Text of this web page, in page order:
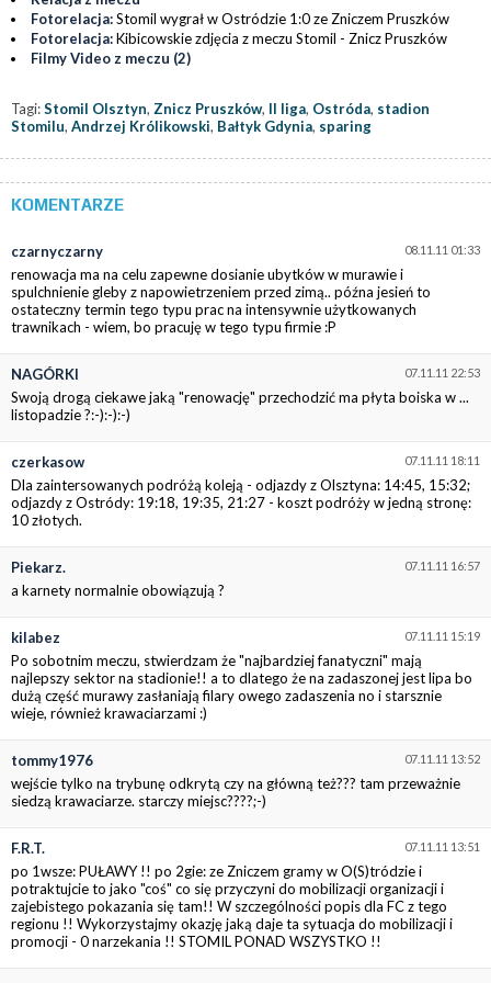
Fotorelacja:Stomil wygrał w Ostródzie 1:0 ze Zniczem Pruszków
Fotorelacja:Kibicowskie zdjęcia z meczu Stomil - Znicz Pruszków
Filmy Video z meczu (2)
Tagi:Stomil Olsztyn, Znicz Pruszków, II liga, Ostróda, stadion
Stomilu, Andrzej Królikowski, Bałtyk Gdynia, sparing
KOMENTARZE
08.11.11 01:33
czarnyczarny
renowacja ma na celu zapewne dosianie ubytków w murawie i
spulchnienie gleby z napowietrzeniem przed zimą.. późna jesień to
ostateczny termin tego typu prac na intensywnie użytkowanych
trawnikach - wiem, bo pracuję w tego typu firmie :P
07.11.11 22:53
NAGÓRKI
Swoją drogą ciekawe jaką "renowację" przechodzić ma płyta boiska w ...
listopadzie ?:-):-):-)
07.11.11 18:11
czerkasow
Dla zaintersowanych podróżą koleją - odjazdy z Olsztyna: 14:45, 15:32;
odjazdy z Ostródy: 19:18, 19:35, 21:27 - koszt podróży w jedną stronę:
10 złotych.
07.11.11 16:57
Piekarz.
a karnety normalnie obowiązują ?
07.11.11 15:19
kilabez
Po sobotnim meczu, stwierdzam że "najbardziej fanatyczni" mają
najlepszy sektor na stadionie!! a to dlatego że na zadaszonej jest lipa bo
dużą część murawy zasłaniają filary owego zadaszenia no i starsznie
wieje, również krawaciarzami :)
07.11.11 13:52
tommy1976
wejście tylko na trybunę odkrytą czy na główną też??? tam przeważnie
siedzą krawaciarze. starczy miejsc????;-)
07.11.11 13:51
F.R.T.
po 1wsze: PUŁAWY !! po 2gie: ze Zniczem gramy w O(S)tródzie i
potraktujcie to jako "coś" co się przyczyni do mobilizacji organizacji i
zajebistego pokazania się tam!! W szczególności popis dla FC z tego
regionu !! Wykorzystajmy okazję jaką daje ta sytuacja do mobilizacji i
promocji - 0 narzekania !! STOMIL PONAD WSZYSTKO !!